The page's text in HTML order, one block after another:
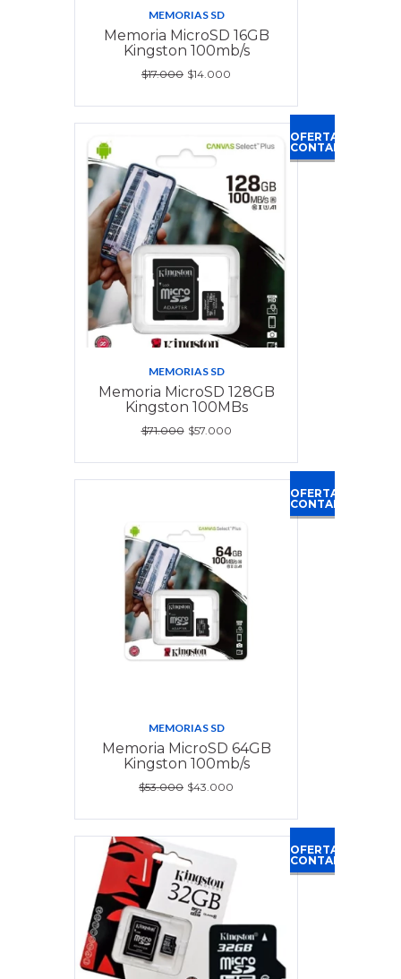
MEMORIAS SD
Memoria MicroSD 16GB
Kingston 100mb/s
$17.000 $14.000
OFERTA
CONTADO
MEMORIAS SD
Memoria MicroSD 128GB
Kingston 100MBs
$71.000 $57.000
OFERTA
CONTADO
MEMORIAS SD
Memoria MicroSD 64GB
Kingston 100mb/s
$53.000 $43.000
OFERTA
CONTADO